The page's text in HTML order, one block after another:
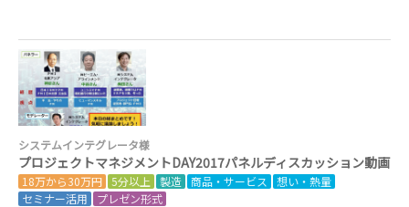
システムインテグレータ様
プロジェクトマネジメントDAY2017パネルディスカッション動画
18万から30万円 5分以上 製造 商品・サービス
想い・熱量
セミナー活用
プレゼン形式